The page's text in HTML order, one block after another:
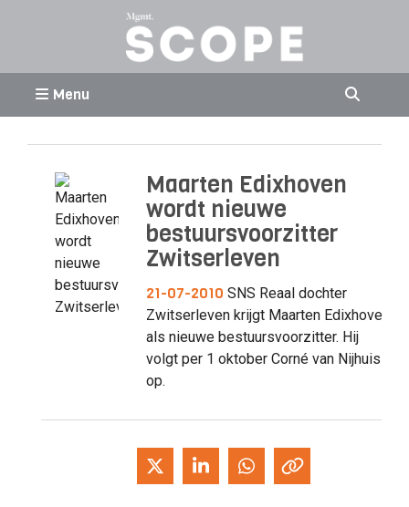
Menu
Maarten Edixhoven
wordt nieuwe
bestuursvoorzitter
Zwitserleven
21-07-2010 SNS Reaal dochter
Zwitserleven krijgt Maarten Edixhoven
als nieuwe bestuursvoorzitter. Hij
volgt per 1 oktober Corné van Nijhuis
op.